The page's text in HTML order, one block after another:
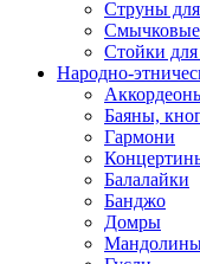
Струны
Смычковые
Стойки
Народно-
Баяны,
Гармони
Балалайки
Банджо
Домры